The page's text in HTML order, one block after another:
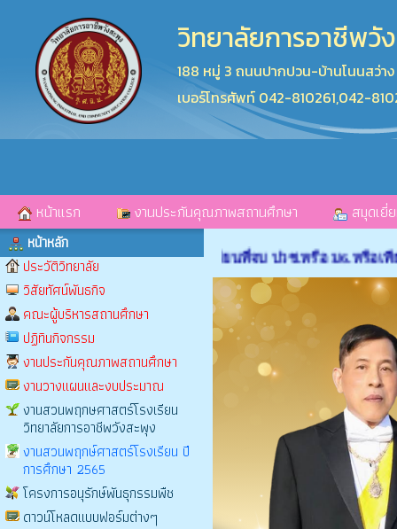
วิทยาลัยการอาชีพวั
188 หมู่ 3 ถนนปากปวน-บ้านโนนสว่า
เบอร์โทรศัพท์ 042-810261,042-
หน้าแรก งานประกันคุณภาพสถานศึกษา สมุดเยี่
หน้าหลัก
ประวัติวิทยาลัย
วิสัยทัศน์พันธกิจ
คณะผู้บริหารสถานศึกษา
ปฏิทินกิจกรรม
งานประกันคุณภาพสถานศึกษา
งานวางแผนและงบประมาณ
งานสวนพฤกษศาสตร์โรงเรียน
วิทยาลัยการอาชีพวังสะพุง
งานสวนพฤกษ์ศาสตร์โรงเรียน ปี
การศึกษา 2565
โครงการอนุรักษ์พันธุกรรมพืช
ดาวน์โหลดแบบฟอร์มต่างๆ
าต่อในระดับปวช.และนักเรียนที่จบ ปวช.หรือ ม6.หรือเทียบเ